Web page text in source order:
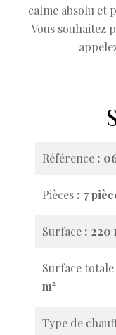
calme absolu et
Vous souhaitez
Référence
Pièces 7
Surface 220
Surface totale
m²
Type de